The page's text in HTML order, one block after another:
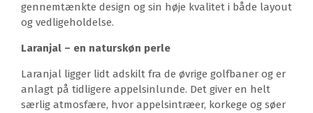
gennemtænkte design og sin høje kvalitet i både layout
og vedligeholdelse.
Laranjal – en naturskøn perle
Laranjal ligger lidt adskilt fra de øvrige golfbaner og er
anlagt på tidligere appelsinlunde. Det giver en helt
særlig atmosfære, hvor appelsintræer, korkege og søer